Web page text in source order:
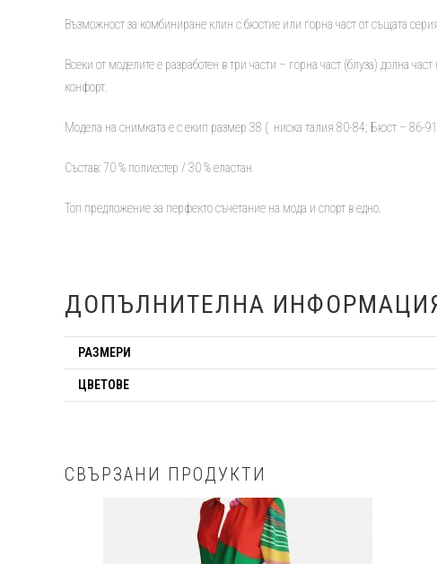
Възможност за комбиниране клин с бюстие или горна част от същата
Всеки от моделите е разработен в три части – горна част (блуза) долна
конфорт.
Модела на снимката е с екип размер 38 ( ниска талия 80-84; Бюст – 86-
Състав: 70 % полиестер / 30 % еластан
Топ предложение за перфекто съчетание на мода и спорт в едно.
ДОПЪЛНИТЕЛНА
РАЗМЕРИ
ЦВЕТОВЕ
СВЪРЗАНИ ПРОДУКТИ